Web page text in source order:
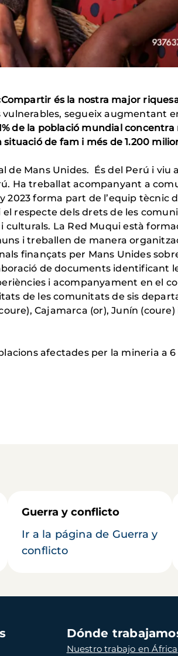
és la nostra major
segueix augmentant
de la població mundial
de fam i més de 1.200
de Mans Unides. És del Perú i
Ha treballat acompanyant a
2023 forma part de l’equip tècnic
respecte dels drets de les
La Red Muqui està
i treballen de manera
finançats per Mans Unides
de documents identificant
i acompanyament en el
de les comunitats de sis
Cajamarca (or), Junín
afectades per la mineria a 6
Guerra y conflicto
Ir a la página de Guerra y
conflicto
Dónde
Nuestro trabajo en África